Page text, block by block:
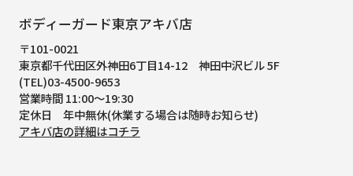
ボディーガード東京アキバ店
〒101-0021
東京都千代田区外神田6丁目14-12 神田中沢ビル 5F
(TEL)03-4500-9653
営業時間 11:00～19:30
定休日 年中無休(休業する場合は随時お知らせ)
アキバ店の詳細はコチラ